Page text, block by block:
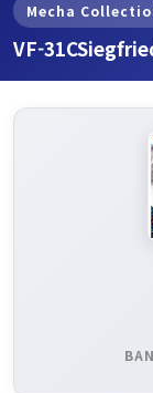
Mecha
VF-